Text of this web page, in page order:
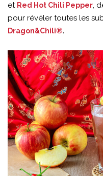
et Red Hot Chili Pepper,
pour révéler toutes les
Dragon&Chili®.